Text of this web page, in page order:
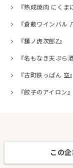
『熟成焼肉 にくま
『倉敷ワインバル
『麺ノ虎次郎Z』
『名もなき天ぷら
『古町鉄っぱん 空』
『餃子のアイロン』
この